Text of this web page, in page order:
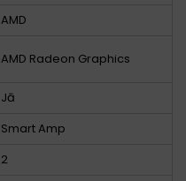
AMD
AMD Radeon Graphics
Jā
Smart Amp
2